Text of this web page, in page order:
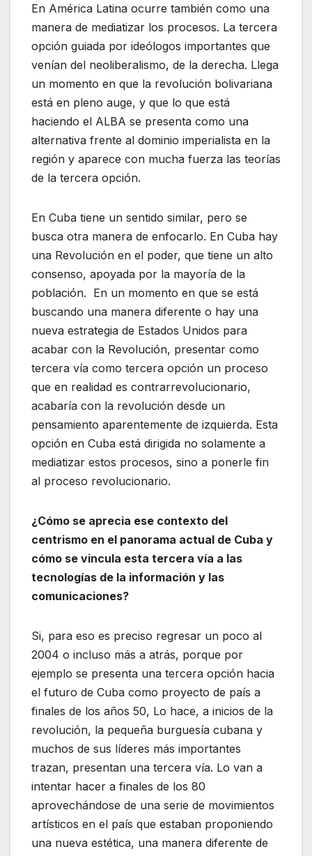
En América Latina ocurre también como una
manera de mediatizar los procesos. La tercera
opción guiada por ideólogos importantes que
venían del neoliberalismo, de la derecha. Llega
un momento en que la revolución bolivariana
está en pleno auge, y que lo que está
haciendo el ALBA se presenta como una
alternativa frente al dominio imperialista en la
región y aparece con mucha fuerza las teorías
de la tercera opción.
En Cuba tiene un sentido similar, pero se
busca otra manera de enfocarlo. En Cuba hay
una Revolución en el poder, que tiene un alto
consenso, apoyada por la mayoría de la
población. En un momento en que se está
buscando una manera diferente o hay una
nueva estrategia de Estados Unidos para
acabar con la Revolución, presentar como
tercera vía como tercera opción un proceso
que en realidad es contrarrevolucionario,
acabaría con la revolución desde un
pensamiento aparentemente de izquierda. Esta
opción en Cuba está dirigida no solamente a
mediatizar estos procesos, sino a ponerle fin
al proceso revolucionario.
¿Cómo se aprecia ese contexto del
centrismo en el panorama actual de Cuba y
cómo se vincula esta tercera vía a las
tecnologías de la información y las
comunicaciones?
Si, para eso es preciso regresar un poco al
2004 o incluso más a atrás, porque por
ejemplo se presenta una tercera opción hacia
el futuro de Cuba como proyecto de país a
finales de los años 50, Lo hace, a inicios de la
revolución, la pequeña burguesía cubana y
muchos de sus líderes más importantes
trazan, presentan una tercera vía. Lo van a
intentar hacer a finales de los 80
aprovechándose de una serie de movimientos
artísticos en el país que estaban proponiendo
una nueva estética, una manera diferente de